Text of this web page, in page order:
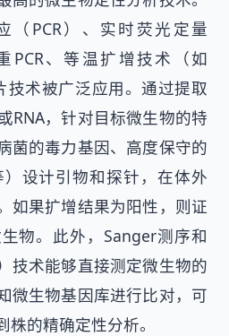
（PCR）、实时荧光定量
PCR、等温扩增技术（如
技术被广泛应用。通过提取
RNA，针对目标微生物的特
菌的毒力基因、高度保守的
）设计引物和探针，在体外
如果扩增结果为阳性，则证
物。此外，Sanger测序和
技术能够直接测定微生物的
微生物基因库进行比对，可
的精确定性分析。